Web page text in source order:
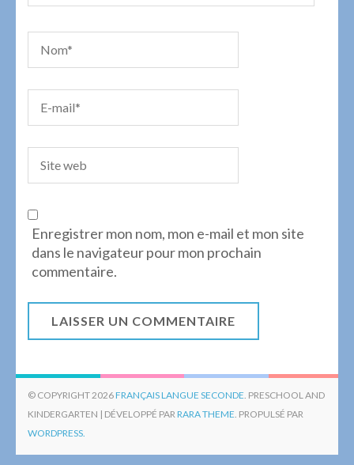
Enregistrer mon nom, mon e-mail et mon site
dans le navigateur pour mon prochain
commentaire.
© COPYRIGHT 2026FRANÇAIS LANGUE SECONDE. PRESCHOOL AND
KINDERGARTEN | DÉVELOPPÉ PARRARA THEME. PROPULSÉ PAR
WORDPRESS.